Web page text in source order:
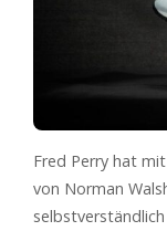
Fred Perry hat
von Norman